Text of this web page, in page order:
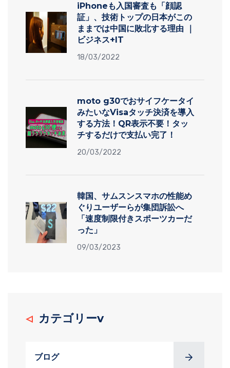
iPhoneも入国審査も「顔認
証」、技術トップの日本がこの
ままでは中国に敗北する理由 ｜
ビジネス+IT
18/03/2022
moto g30でおサイフケータイ
みたいなVisaタッチ決済を導入
する方法！QR表示不要！タッ
チするだけで支払い完了！
20/03/2022
韓国、サムスンスマホの性能め
ぐりユーザーらが集団訴訟へ
「速度制限付きスポーツカーだ
った」
09/03/2023
カテゴリーv
ブログ